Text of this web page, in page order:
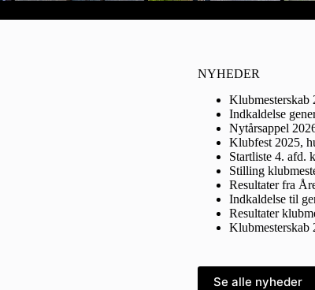
NYHEDER
Klubmesterskab
Indkaldelse
Nytårsappel
Klubfest 2025,
Startliste 4. afd.
Stilling
Resultater fra
Indkaldelse til
Resultater
Klubmesterskab
Se alle nyheder